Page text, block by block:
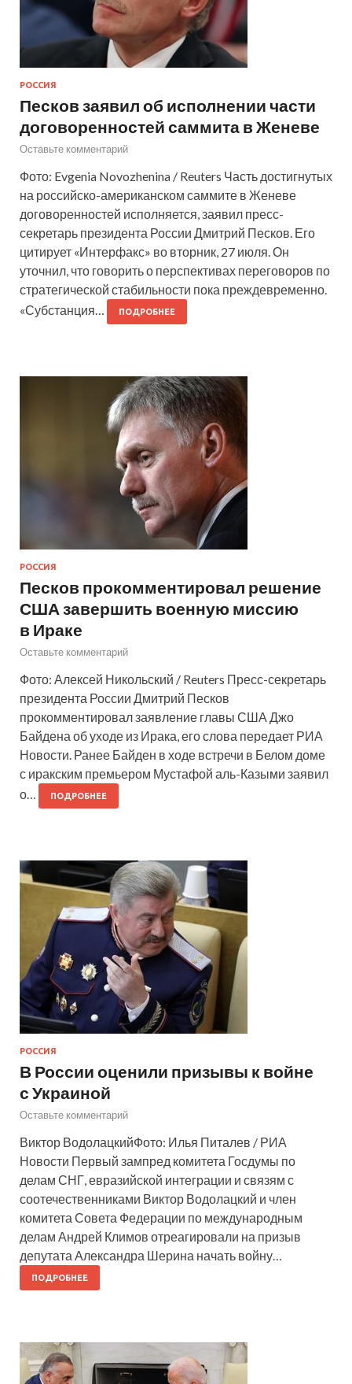
РОССИЯ
Песков заявил об исполнении части
договоренностей саммита в Женеве
Оставьте комментарий
Фото: Evgenia Novozhenina / Reuters Часть достигнутых
на российско-американском саммите в Женеве
договоренностей исполняется, заявил пресс-
секретарь президента России Дмитрий Песков. Его
цитирует «Интерфакс» во вторник, 27 июля. Он
уточнил, что говорить о перспективах переговоров по
стратегической стабильности пока преждевременно.
«Субстанция…
ПОДРОБНЕЕ
РОССИЯ
Песков прокомментировал решение
США завершить военную миссию
в Ираке
Оставьте комментарий
Фото: Алексей Никольский / Reuters Пресс-секретарь
президента России Дмитрий Песков
прокомментировал заявление главы США Джо
Байдена об уходе из Ирака, его слова передает РИА
Новости. Ранее Байден в ходе встречи в Белом доме
с иракским премьером Мустафой аль-Казыми заявил
о…
ПОДРОБНЕЕ
РОССИЯ
В России оценили призывы к войне
с Украиной
Оставьте комментарий
Виктор ВодолацкийФото: Илья Питалев / РИА
Новости Первый зампред комитета Госдумы по
делам СНГ, евразийской интеграции и связям с
соотечественниками Виктор Водолацкий и член
комитета Совета Федерации по международным
делам Андрей Климов отреагировали на призыв
депутата Александра Шерина начать войну…
ПОДРОБНЕЕ